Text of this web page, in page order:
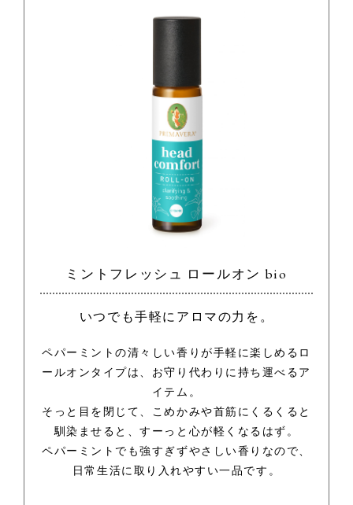
ミントフレッシュ ロールオン bio
いつでも手軽にアロマの力を。
ペパーミントの清々しい香りが手軽に楽しめるロ
ールオンタイプは、お守り代わりに持ち運べるア
イテム。
そっと目を閉じて、こめかみや首筋にくるくると
馴染ませると、すーっと心が軽くなるはず。
ペパーミントでも強すぎずやさしい香りなので、
日常生活に取り入れやすい一品です。